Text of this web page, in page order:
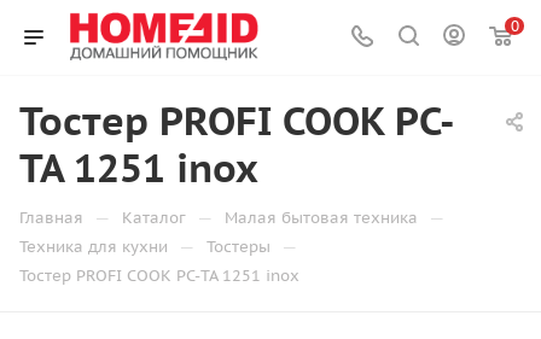
0
Тостер PROFI COOK PC-
TA 1251 inox
Главная — Каталог — Малая бытовая техника —
Техника для кухни — Тостеры —
Тостер PROFI COOK PC-TA 1251 inox